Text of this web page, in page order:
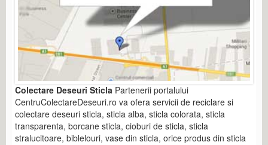
Colectare Deseuri Sticla Partenerii portalului
CentruColectareDeseuri.ro va ofera servicii de reciclare si
colectare deseuri sticla, sticla alba, sticla colorata, sticla
transparenta, borcane sticla, cioburi de sticla, sticla
stralucitoare, biblelouri, vase din sticla, orice produs din sticla